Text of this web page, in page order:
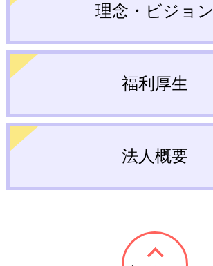
理念・ビジョン
福利厚生
法人概要